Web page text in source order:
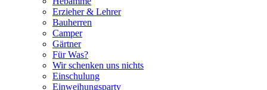
Erzieher & Lehrer
Bauherren
Camper
Gärtner
Für Was?
Wir schenken uns nichts
Einschulung
Einweihungsparty